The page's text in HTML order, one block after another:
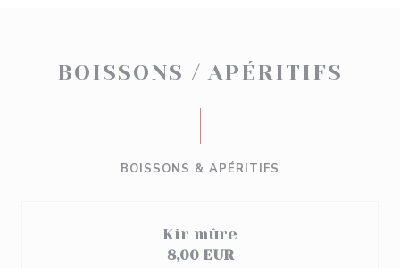
BOISSONS / APÉRITIFS
BOISSONS & APÉRITIFS
Kir mûre
8,00 EUR